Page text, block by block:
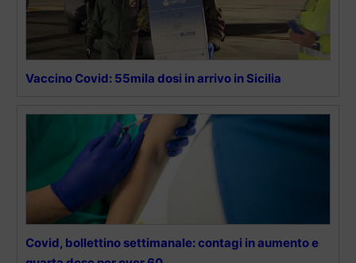
Vaccino Covid: 55mila dosi in arrivo in Sicilia
Covid, bollettino settimanale: contagi in aumento e